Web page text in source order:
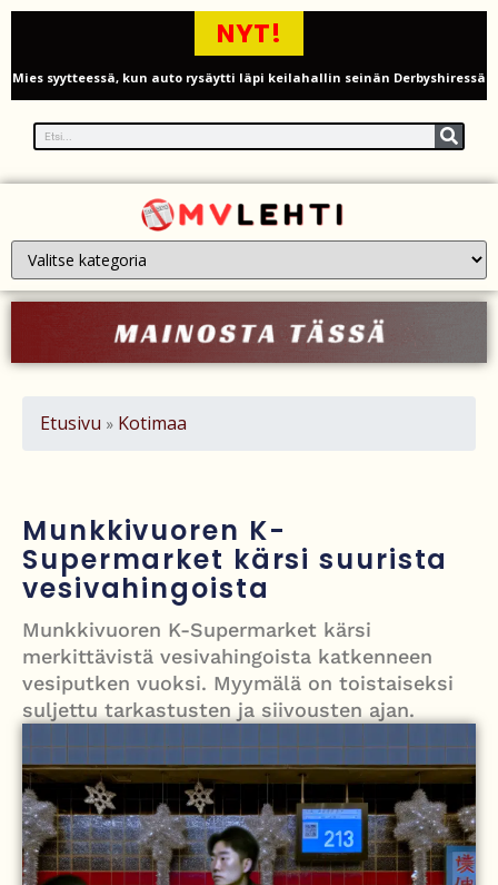
NYT!
Mies syytteessä, kun auto rysäytti läpi keilahallin seinän Derbyshiressä
New Yorkin NBA-mestaruusjuhlat riistäytyivät käsistä – teini ammuttiin
ja busseja sytytettiin tuleen Manhattanilla
Kimi ja Minttu Räikkönen juhlivat 10-vuotishääpäiväänsä – näin F1-
Nigel Farage vaatii ulkomaalaisten sulkemista pois sosiaalisesta
Justin Trudeau puolustautuu kritiikiltä – valitsi Katy Perryn
Turistijuna kaatui Cártaman tapasjuhlilla – 17 loukkaantui Espanjassa
Työläistaustainen kansanedustaja avaa 30-vuotisen taistelunsa
kuukautisterveyden ja endometrioosin hoidon puolesta
PT Vatanen antoi porttikiellon Juhana Tegelbergille – tiukka
välienselvittely PTV Gymillä tallentui videolle
Etusivu » Kotimaa
Munkkivuoren K-
Supermarket kärsi suurista
vesivahingoista
Munkkivuoren K-Supermarket kärsi
merkittävistä vesivahingoista katkenneen
vesiputken vuoksi. Myymälä on toistaiseksi
suljettu tarkastusten ja siivousten ajan.